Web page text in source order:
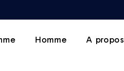
Homme A propos